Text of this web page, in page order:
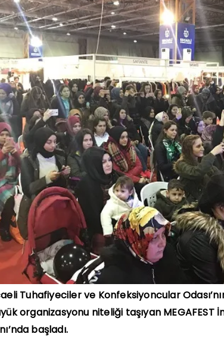
Tuhafiyeciler ve Konfeksiyoncular
organizasyonu niteliği taşıyan
başladı.